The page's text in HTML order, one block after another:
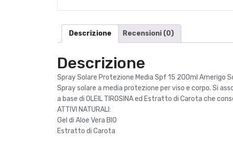
Descrizione Recensioni (0)
Descrizione
Spray Solare Protezione Media Spf 15 200ml Amerigo
Spray solare a media protezione per viso e corpo. Si
a base di OLEIL TIROSINA ed Estratto di Carota che
ATTIVI NATURALI:
Gel di Aloe Vera BIO
Estratto di Carota